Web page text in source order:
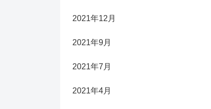
2021年12月
2021年9月
2021年7月
2021年4月